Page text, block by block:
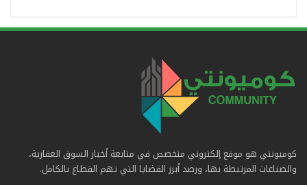
كوميونتي هو موقع إلكتروني متخصص في متابعة أخبار السوق العقارية،
والصناعات المرتبطة بها، ورصد أبرز القضايا التي تهم القطاع بالكامل.